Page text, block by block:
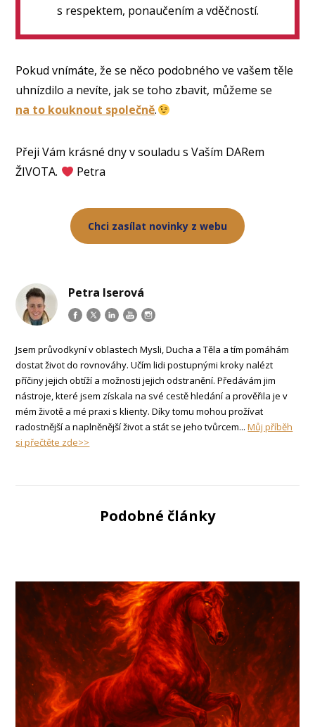
s respektem, ponaučením a vděčností.
Pokud vnímáte, že se něco podobného ve vašem těle
uhnízdilo a nevíte, jak se toho zbavit, můžeme se
na to kouknout společně.
Přeji Vám krásné dny v souladu s Vaším DARem
ŽIVOTA.
Petra
Chci zasílat novinky z webu
Petra Iserová
Jsem průvodkyní v oblastech Mysli, Ducha a Těla a tím pomáhám
dostat život do rovnováhy. Učím lidi postupnými kroky nalézt
příčiny jejich obtíží a možnosti jejich odstranění. Předávám jim
nástroje, které jsem získala na své cestě hledání a prověřila je v
mém životě a mé praxi s klienty. Díky tomu mohou prožívat
radostnější a naplněnější život a stát se jeho tvůrcem...Můj příběh
si přečtěte zde>>
Podobné články